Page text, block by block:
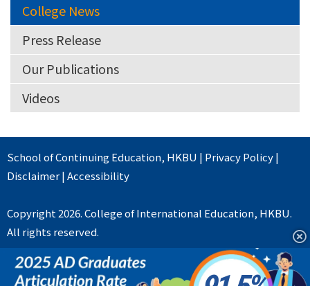
College News
Press Release
Our Publications
Videos
School of Continuing Education, HKBU | Privacy Policy|
Disclaimer|Accessibility
Copyright 2026. College of International Education, HKBU.
All rights reserved.